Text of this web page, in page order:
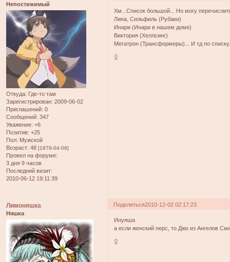
Непостижимый
Откуда: Где-то там
Зарегистрирован: 2009-06-02
Приглашений: 0
Сообщений: 347
Уважение: +6
Позитив: +25
Пол: Мужской
Возраст: 48 [1978-04-06]
Провел на форуме:
3 дня 9 часов
Последний визит:
2010-06-12 19:11:39
Хм...Список большой... Но могу
Лина, Сильфиль (Рубаки)
Инари (Инари в нашем доме)
Виктория (Хеллсинг)
Мегатрон (Трансформеры)... И тд по
0
Поделиться2010-12-02 02:17:23
Лимоняшка
Няшка
Инуяша
а если женский перс, то Джо из Ангелов
0